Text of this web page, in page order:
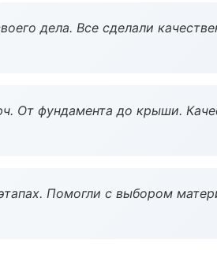
дела. Все сделали
От фундамента до крыши.
Помогли с выбором